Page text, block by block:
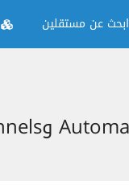
ابحث عن مستقلين